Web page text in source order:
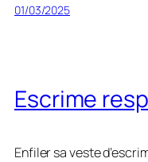
01/03/2025
Escrime
Enfiler sa veste